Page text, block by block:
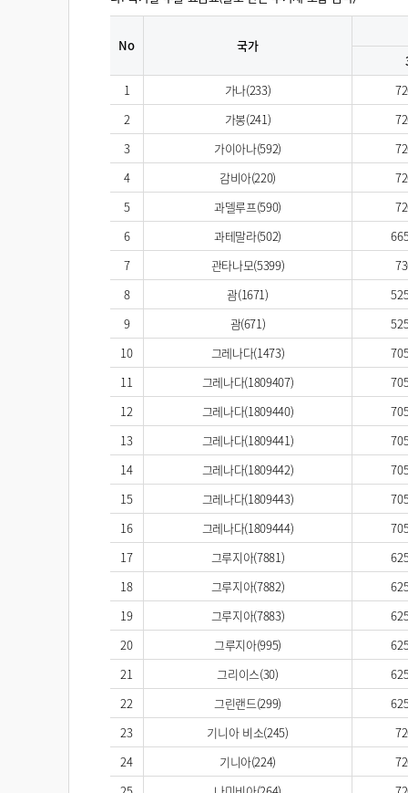
No
국가
1
가나(233)
2
가봉(241)
3
가이아나(592)
4
감비아(220)
5
과델루프(590)
6
과테말라(502)
7
관타나모(5399)
8
괌(1671)
9
괌(671)
10
그레나다(1473)
11
그레나다(1809407)
12
그레나다(1809440)
13
그레나다(1809441)
14
그레나다(1809442)
15
그레나다(1809443)
16
그레나다(1809444)
17
그루지아(7881)
18
그루지아(7882)
19
그루지아(7883)
20
그루지아(995)
21
그리이스(30)
22
그린랜드(299)
23
기니아 비소(245)
24
기니아(224)